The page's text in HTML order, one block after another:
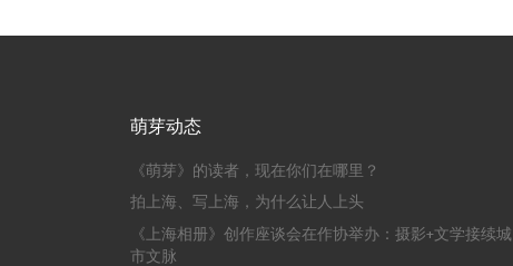
萌芽动态
《萌芽》的读者，现在你们在哪里？
拍上海、写上海，为什么让人上头
《上海相册》创作座谈会在作协举办：摄影+文学接续城
市文脉